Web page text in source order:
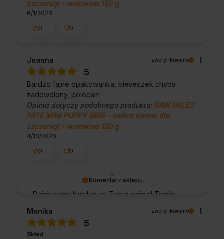
szczeniąt - wołowina 150 g
6/1/2026
0
0
Komentarz sklepu
Dziękujemy bardzo za Twoją opinię! Twoja
wiemy, że jesteśmy na właściwym torze :) Z
pozdrowieniami, obsługa sklepu.
Joanna zweryfikowano
5
Bardzo fajne opakowanka, pieseczek chyba
zadowolony, polecam
Opinia dotyczy podobnego produktu: RAW PALEO
PATE MINI PUPPY BEEF - mokra karma dla
szczeniąt - wołowina 150 g
4/13/2026
0
0
Monika zweryfikowano
5
Skład